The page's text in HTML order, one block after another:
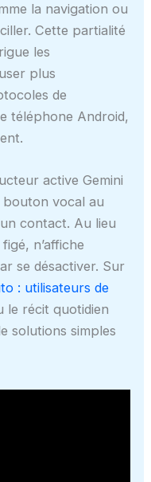
la navigation ou
Cette partialité
les
plus
de
téléphone Android,
active Gemini
bouton vocal au
contact. Au lieu
n’affiche
se désactiver. Sur
: utilisateurs de
le récit quotidien
solutions simples